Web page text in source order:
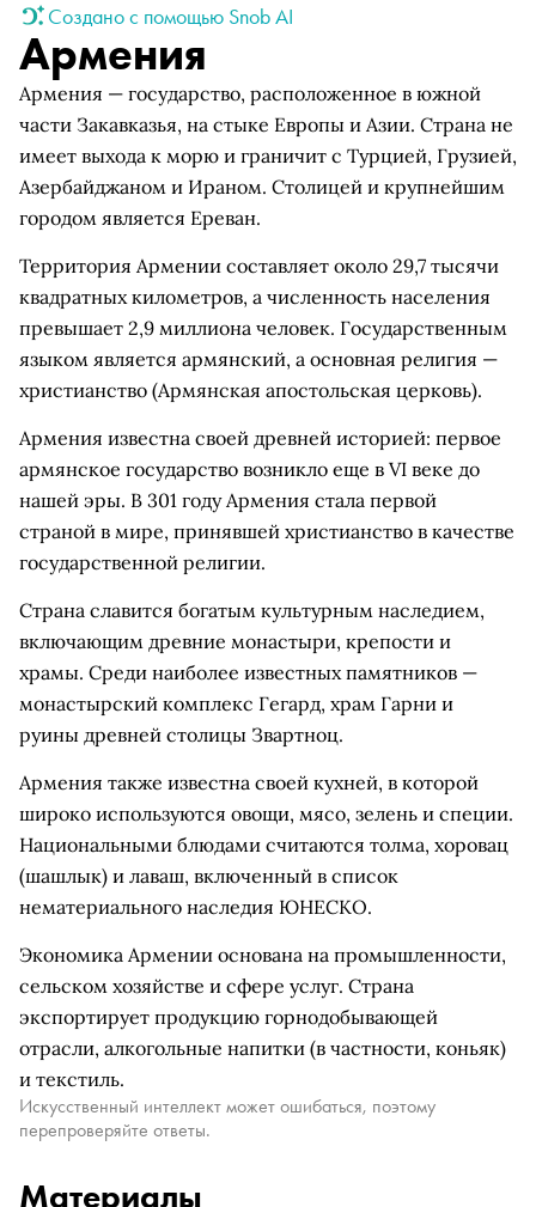
Создано с помощью Snob AI
Армения
Армения — государство, расположенное в южной
части Закавказья, на стыке Европы и Азии. Страна не
имеет выхода к морю и граничит с Турцией, Грузией,
Азербайджаном и Ираном. Столицей и крупнейшим
городом является Ереван.
Территория Армении составляет около 29,7 тысячи
квадратных километров, а численность населения
превышает 2,9 миллиона человек. Государственным
языком является армянский, а основная религия —
христианство (Армянская апостольская церковь).
Армения известна своей древней историей: первое
армянское государство возникло еще в VI веке до
нашей эры. В 301 году Армения стала первой
страной в мире, принявшей христианство в качестве
государственной религии.
Страна славится богатым культурным наследием,
включающим древние монастыри, крепости и
храмы. Среди наиболее известных памятников —
монастырский комплекс Гегард, храм Гарни и
руины древней столицы Звартноц.
Армения также известна своей кухней, в которой
широко используются овощи, мясо, зелень и специи.
Национальными блюдами считаются толма, хоровац
(шашлык) и лаваш, включенный в список
нематериального наследия ЮНЕСКО.
Экономика Армении основана на промышленности,
сельском хозяйстве и сфере услуг. Страна
экспортирует продукцию горнодобывающей
отрасли, алкогольные напитки (в частности, коньяк)
и текстиль.
Искусственный интеллект может ошибаться, поэтому
перепроверяйте ответы.
Материалы